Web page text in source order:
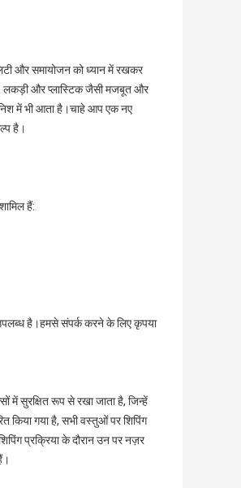
और समायोजन को ध्यान में रखकर
लकड़ी और प्लास्टिक जैसी मजबूत और
में भी आता है।चाहे आप एक नए
है।
हैं:
है।हमसे संपर्क करने के लिए कृपया
में सुरक्षित रूप से रखा जाता है, जिन्हें
किया गया है, सभी वस्तुओं पर शिपिंग
प्रक्रिया के दौरान उन पर नज़र